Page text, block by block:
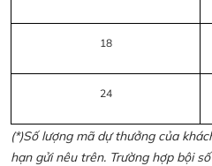
18
24
(*)Số lượng mã dự thưởng của
hạn gửi nêu trên. Trường hợp bội